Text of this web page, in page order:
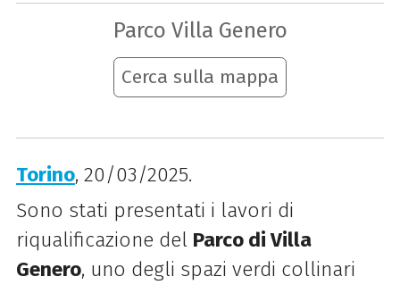
Parco Villa Genero
Cerca sulla mappa
Torino, 20/03/2025.
Sono stati presentati i lavori di
riqualificazione del Parco di Villa
Genero, uno degli spazi verdi collinari